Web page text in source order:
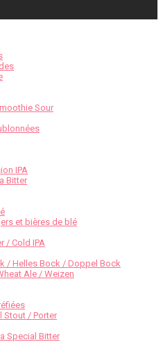
Sour
IPA
Bitter
et bières de blé
/ Cold IPA
/ Helles Bock / Doppel Bock
Ale / Weizen
Stout / Porter
Special Bitter